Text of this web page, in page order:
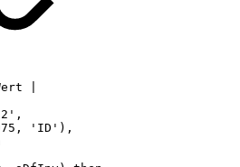
'ID'),